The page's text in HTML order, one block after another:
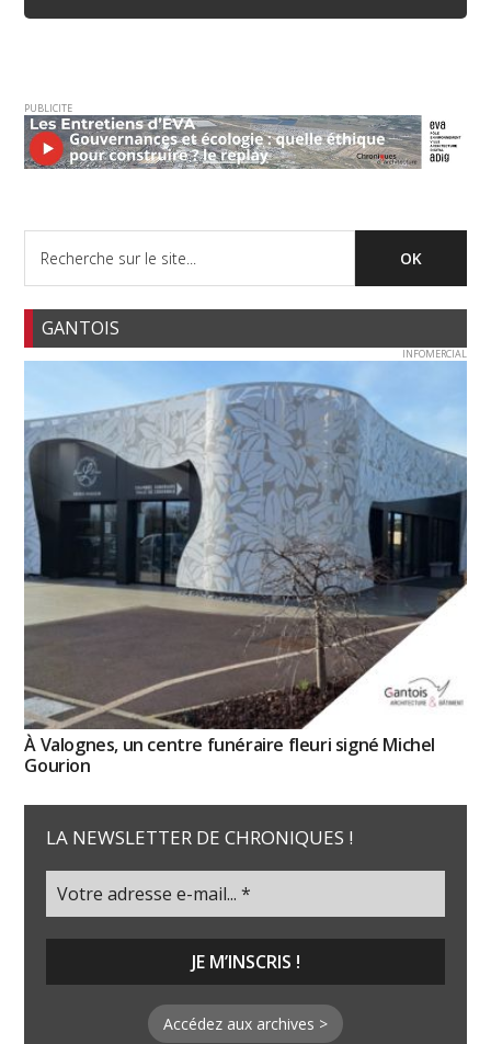
PUBLICITE
GANTOIS
INFOMERCIAL
À Valognes, un centre funéraire fleuri signé Michel
Gourion
LA NEWSLETTER DE CHRONIQUES !
Accédez aux archives >